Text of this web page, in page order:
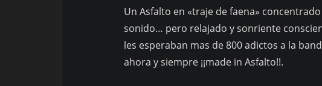
Un Asfalto en «traje de faena»
sonido… pero relajado y sonriente
les esperaban mas de 800 adictos a la
ahora y siempre ¡¡made in Asfalto!!.